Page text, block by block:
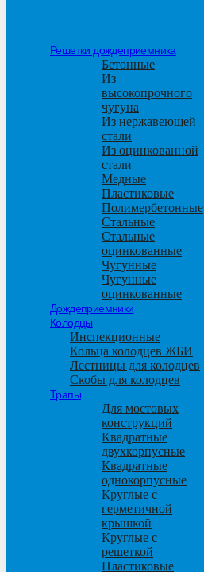
Решетки дождеприемника
Бетонные
Из
высокопрочного
чугуна
Из нержавеющей
стали
Из оцинкованной
стали
Медные
Пластиковые
Полимербетонные
Стальные
Стальные
оцинкованные
Чугунные
Чугунные
оцинкованные
Дождеприемники
Колодцы
Инспекционные
Кольца колодцев ЖБИ
Лестницы для колодцев
Скобы для колодцев
Трапы
Для мостовых
конструкций
Квадратные
двухкорпусные
Квадратные
однокорпусные
Круглые с
герметичной
крышкой
Круглые с
решеткой
Пластиковые